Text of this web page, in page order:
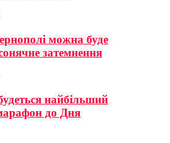
можна буде
затемнення
найбільший
до Дня